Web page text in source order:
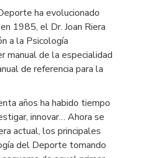
ha evolucionado
1985, el Dr. Joan Riera
a la Psicología
manual de la especialidad
de referencia para la
años ha habido tiempo
innovar… Ahora se
actual, los principales
del Deporte tomando